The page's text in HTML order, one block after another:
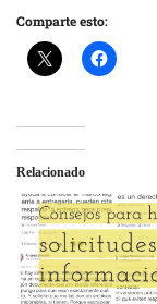
Comparte esto:
Relacionado